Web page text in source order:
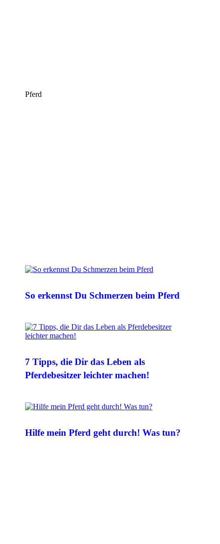
Pferd
So erkennst Du Schmerzen beim Pferd
7 Tipps, die Dir das Leben als
Pferdebesitzer leichter machen!
Hilfe mein Pferd geht durch! Was tun?